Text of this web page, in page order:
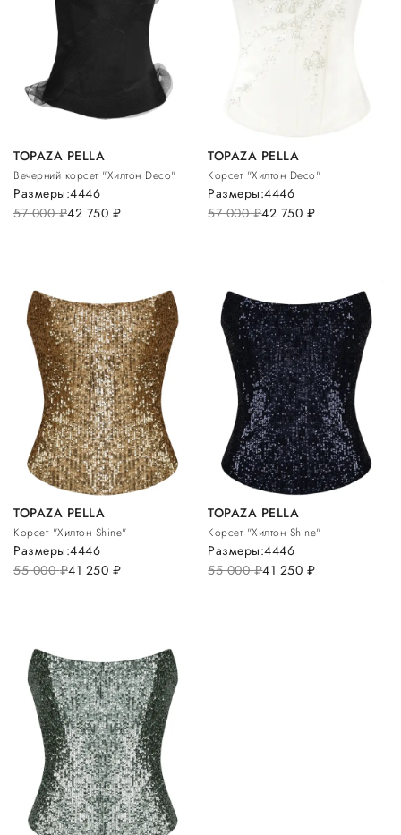
TOPAZA PELLA
Вечерний корсет "Хилтон Deco"
57 000руб.42 750 руб.
Размеры:4446
TOPAZA PELLA
Корсет "Хилтон Deco"
57 000руб.42 750 руб.
Размеры:4446
TOPAZA PELLA
Корсет "Хилтон Shine"
55 000руб.41 250 руб.
Размеры:4446
TOPAZA PELLA
Корсет "Хилтон Shine"
55 000руб.41 250 руб.
Размеры:4446